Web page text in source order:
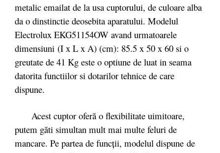
metalic emailat de la usa cuptorului, de culoare alba
da o dinstinctie deosebita aparatului. Modelul
Electrolux EKG51154OW avand urmatoarele
dimensiuni (I x L x A) (cm): 85.5 x 50 x 60 si o
greutate de 41 Kg este o optiune de luat in seama
datorita functiilor si dotarilor tehnice de care
dispune.
Acest cuptor oferă o flexibilitate uimitoare,
putem găti simultan mult mai multe feluri de
mancare. Pe partea de funcții, modelul dispune de